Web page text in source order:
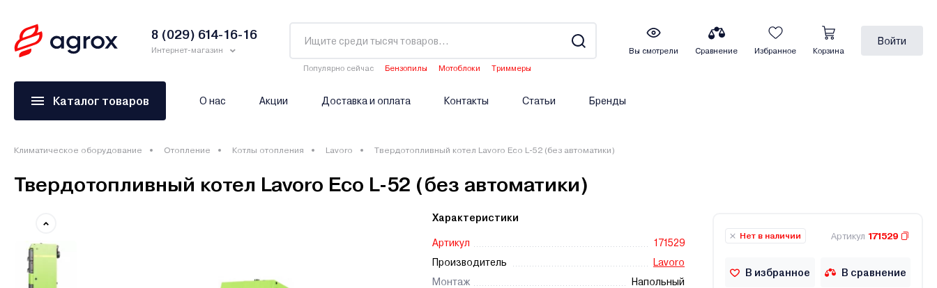
8 (029) 614-16-16
Интернет-магазин
Популярно сейчас Бензопилы Мотоблоки
Триммеры
Вы смотрели Сравнение Избранное Корзина
Войти
Каталог товаров О нас Акции Доставка и оплата Контакты Статьи Бренды
Климатическое оборудование Отопление Котлы отопления Lavoro Твердотопливный котел Lavoro Eco L-52 (без автоматики)
Твердотопливный котел Lavoro Eco L-52 (без автоматики)
Характеристики
Артикул
171529
Производитель
Lavoro
Монтаж
Напольный
Нет в наличии Артикул 171529
В избранное В сравнение